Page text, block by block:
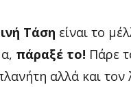
Τάση είναι το
πάραξέ το! Πάρε
αλλά και τον